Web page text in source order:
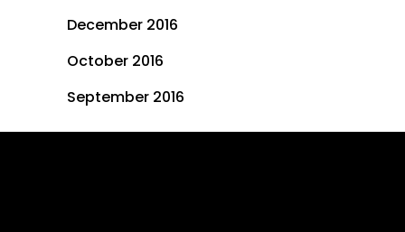
December 2016
October 2016
September 2016